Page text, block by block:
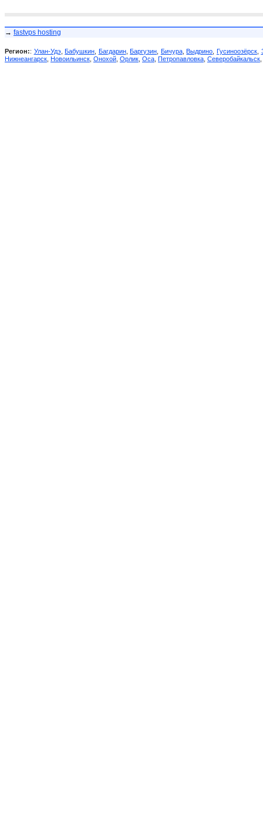
→ fastvps hosting
Регион:: Улан-Удэ ,Бабушкин Багдарин,Баргузин Бичура,Выдрино Гусиноозёрск,
Нижнеангарск Новоильинск Онохой Орлик Оса Петропавловка Северобайкальск